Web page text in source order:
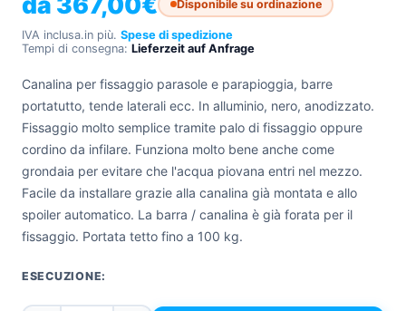
Assistenza
WhatsApp
phone
+39
0471
540
Google
Facebook
Instagram
Disponibile su ordinazione
IVA inclusa. in più. Spese di spedizione
Tempi di consegna: Lieferzeit auf Anfrage
Canalina per fissaggio parasole e parapioggia, barre
portatutto, tende laterali ecc. In alluminio, nero, anodizzato.
Fissaggio molto semplice tramite palo di fissaggio oppure
cordino da infilare. Funziona molto bene anche come
grondaia per evitare che l'acqua piovana entri nel mezzo.
Facile da installare grazie alla canalina già montata e allo
spoiler automatico. La barra / canalina è già forata per il
fissaggio. Portata tetto fino a 100 kg.
ESECUZIONE: